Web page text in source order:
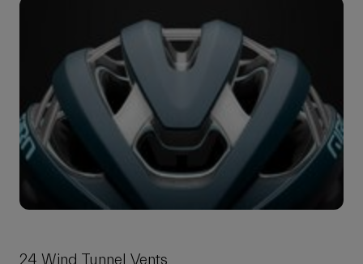
24 Wind Tunnel Vents